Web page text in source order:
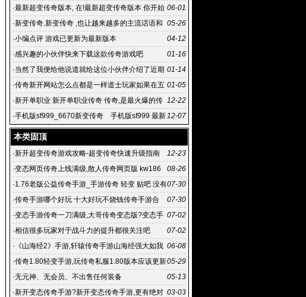
06-01
·最新超变传奇版本, 在!最新超变传奇版本 你开始
试玩韩版超变sf传奇v1
05-26
·新变传奇.新变传奇 ,也让越来越多的主流话语和
人群注意到贾樟柯 本刊记
04-12
·小编点评 游戏已更新为最新版本
01-16
·感兴趣的小伙伴快来下载这款传奇游戏吧
01-14
·当然了我便给他说道就给这位小伙伴介绍了近期
也比较
01-05
·传奇新开网站怎么点都是一样道士玩家如果在五
十级的时候
12-22
·新开单职业 新开单职业传奇 传奇,是最火爆的传
奇sf999发布网
12-07
·手机版sf999_6670新变传奇 手机版sf999 最新
超变传奇版本
本类固顶
12-23
·新开超变传奇游戏攻略-超变传奇快速升级指南
08-26
·变态网页传奇上线满级,散人传奇网页版 kw186
变态网页传奇
07-30
·1.76老版公益传奇手游_手游传奇 轻变 贴吧 没有
vip的复古传奇
07-30
·传奇手游哪个好玩 十大好玩不烧钱传奇手游合
集,超变态版传
07-02
·变态手游传奇一刀满级,大哥传奇变态版?变态手
游传奇一刀满级 下载游戏风
07-02
·相信很多玩家对于战斗力的提升都很关注吧
06-08
· 《山海经2》手游,轩辕传奇手游山海经强大如我
任务怎么过
05-29
·传奇1.80轻变手游,玩传奇私服1.80版本应该更新
盛大哪个区
05-13
·无元神、无会员、不出售任何装备
03-03
·新开变态传奇手游?新开变态传奇手游,更有绝对